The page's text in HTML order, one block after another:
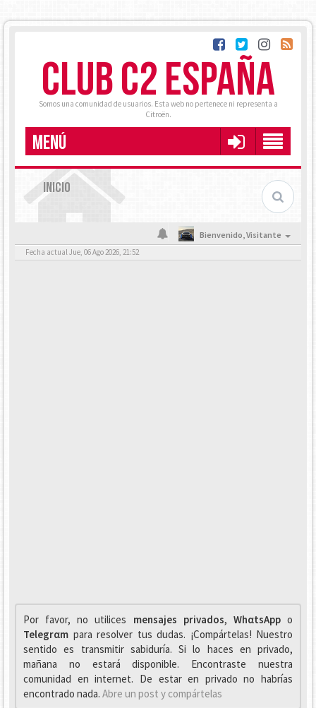
CLUB C2 ESPAÑA
Somos una comunidad de usuarios. Esta web no pertenece ni representa a
Citroën.
MENÚ
INICIO
Bienvenido,Visitante
Fecha actual Jue, 06 Ago 2026, 21:52
Por favor, no utilices mensajes privados, WhαtsAppo
Telegrαm para resolver tus dudas. ¡Compártelas! Nuestro
sentido es transmitir sabiduría. Si lo haces en privado,
mañana no estará disponible. Encontraste nuestra
comunidad en internet. De estar en privado no habrías
encontrado nada. Abre un post y compártelas